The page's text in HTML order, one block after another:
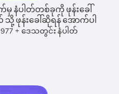
မှ နံပါတ်တစ်ခုကို ဖုန်းခေါ်
ဖုန်းခေါ်ဆိုရန် အောက်ပါ
977 +ဒေသတွင်း နံပါတ်